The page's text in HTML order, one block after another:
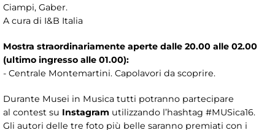
Ciampi, Gaber.
A cura di I&B Italia
Mostra straordinariamente aperte dalle 20.00 alle 02.00
(ultimo ingresso alle 01.00):
- Centrale Montemartini. Capolavori da scoprire.
Durante Musei in Musica tutti potranno partecipare
al contest su Instagram utilizzando l’hashtag #MUSica16.
Gli autori delle tre foto più belle saranno premiati con i